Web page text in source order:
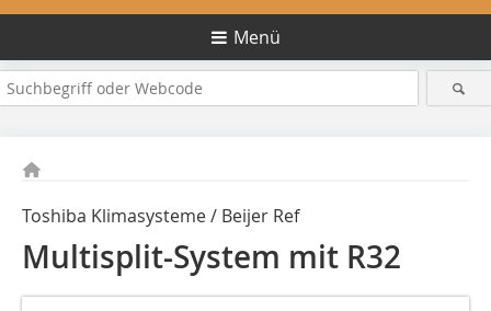
Menü
Toshiba Klimasysteme / Beijer Ref
Multisplit-System mit R32